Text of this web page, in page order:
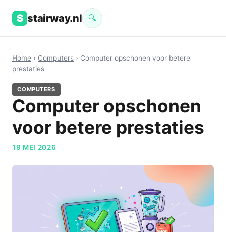
S stairway.nl 🔍
Home › Computers › Computer opschonen voor betere
prestaties
COMPUTERS
Computer opschonen
voor betere prestaties
19 MEI 2026